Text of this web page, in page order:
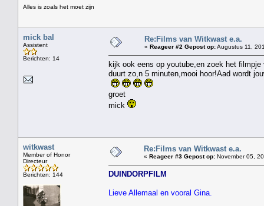
Alles is zoals het moet zijn
mick bal
Assistent
Berichten: 14
Re:Films van Witkwast e.a.
« Reageer #2 Gepost op:Augustus 11,
kijk ook eens op youtube,en zoek het
duurt zo,n 5 minuten,mooi hoor!Aad wordt
groet
mick
witkwast
Member of Honor
Directeur
Berichten: 144
Re:Films van Witkwast e.a.
« Reageer #3 Gepost op: November 05,
DUINDORPFILM
Lieve Allemaal en vooral Gina.